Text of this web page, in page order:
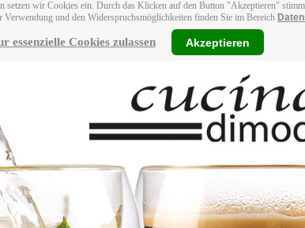
setzen wir Cookies ein. Durch das Klicken auf den Button "Akzeptieren"
Verwendung und den Widerspruchsmöglichkeiten finden Sie im Bereich
essenzielle Cookies zulassen Akzeptieren